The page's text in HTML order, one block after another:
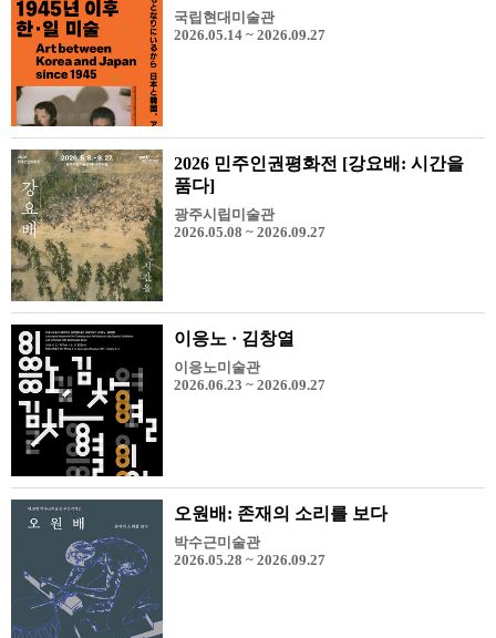
국립현대미술관
2026.05.14 ~ 2026.09.27
2026 민주인권평화전 [강요배: 시간을
품다]
광주시립미술관
2026.05.08 ~ 2026.09.27
이응노 · 김창열
이응노미술관
2026.06.23 ~ 2026.09.27
오원배: 존재의 소리를 보다
박수근미술관
2026.05.28 ~ 2026.09.27